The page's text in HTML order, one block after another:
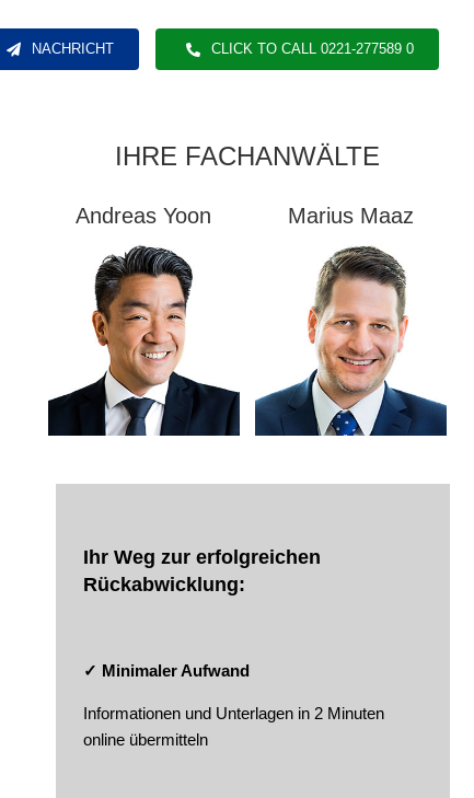
NACHRICHT CLICK TO CALL 0221-277589 0
IHRE FACHANWÄLTE
Andreas Yoon Marius Maaz
Ihr Weg zur erfolgreichen
Rückabwicklung:
✓ Minimaler Aufwand
Informationen und Unterlagen in 2 Minuten
online übermitteln